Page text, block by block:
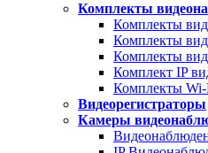
Комплекты
Комплекты
Комплекты
Комплекты
Комплект IP
Комплекты
Видеорегистраторы
Камеры